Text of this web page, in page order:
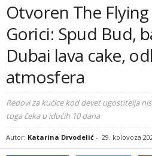
Otvoren The
Gorici: Spud Bud,
Dubai lava cake,
atmosfera
Redovi za kućice kod devet ugostitelja
toga čeka u idućih 10 dana
Autor: Katarina Drvodelić - 29. kolovoza